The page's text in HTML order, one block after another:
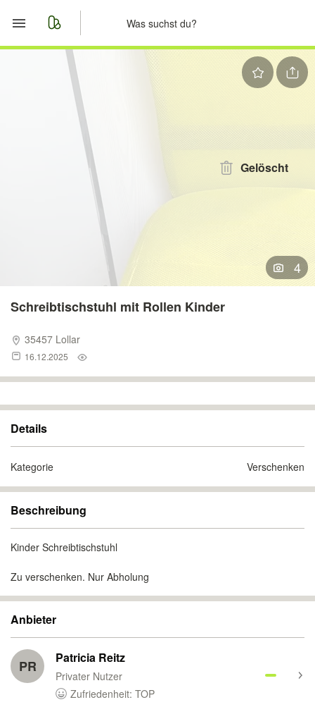
Start
Merkliste
Nachrichten
Anzeige aufgeben
Gelöscht
4
Schreibtischstuhl mit Rollen Kinder
35457 Lollar
16.12.2025
Details
Kategorie Verschenken
Beschreibung
Kinder Schreibtischstuhl
Zu verschenken. Nur Abholung
Anbieter
PR Patricia Reitz
Privater Nutzer
Zufriedenheit: TOP